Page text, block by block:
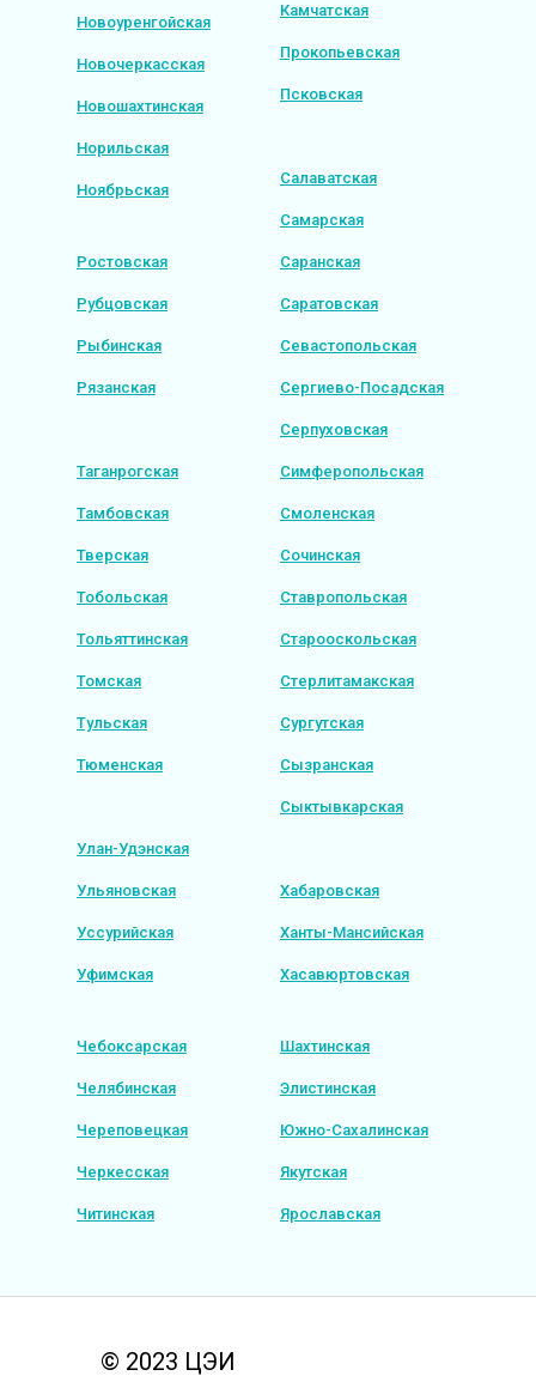
Новоуренгойская
Новочеркасская
Новошахтинская
Норильская
Ноябрьская
Камчатская
Прокопьевская
Псковская
Ростовская
Рубцовская
Рыбинская
Рязанская
Салаватская
Самарская
Саранская
Саратовская
Севастопольская
Сергиево-Посадская
Серпуховская
Симферопольская
Смоленская
Сочинская
Ставропольская
Старооскольская
Стерлитамакская
Сургутская
Сызранская
Сыктывкарская
Таганрогская
Тамбовская
Тверская
Тобольская
Тольяттинская
Томская
Тульская
Тюменская
Улан-Удэнская
Ульяновская
Уссурийская
Уфимская
Хабаровская
Ханты-Мансийская
Хасавюртовская
Чебоксарская
Челябинская
Череповецкая
Черкесская
Читинская
Шахтинская
Элистинская
Южно-Сахалинская
Якутская
Ярославская
© 2023 ЦЭИ